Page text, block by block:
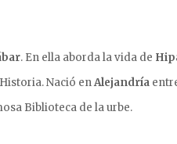
. En ella aborda la vida de
Nació enAlejandría
Biblioteca de la urbe.